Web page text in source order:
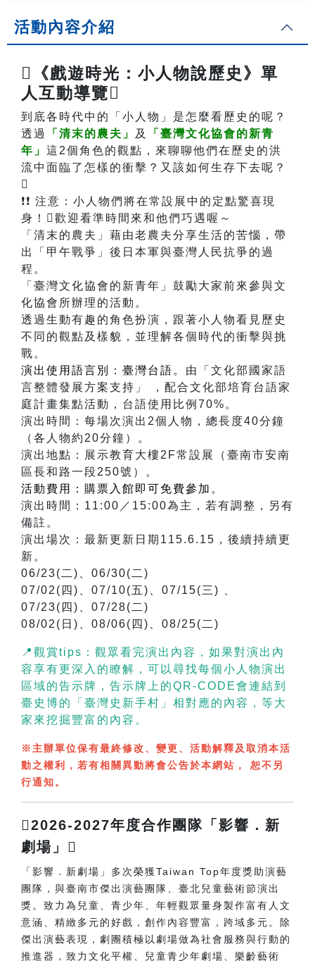
活動內容介紹
《戲遊時光：小人物說歷史》單
人互動導覽
到底各時代中的「小人物」是怎麼看歷史的呢？
透過
「清末的農夫」 及
「臺灣文化協會的新青
年」 這2個角色的觀點，來聊聊他們在歷史的洪
流中面臨了怎樣的衝擊？又該如何生存下去呢？

❗❗ 注意：小人物們將在常設展中的定點驚喜現
身！歡迎看準時間來和他們巧遇喔～
「清末的農夫」藉由老農夫分享生活的苦惱，帶
出「甲午戰爭」後日本軍與臺灣人民抗爭的過
程。
「臺灣文化協會的新青年」鼓勵大家前來參與文
化協會所辦理的活動。
透過生動有趣的角色扮演，跟著小人物看見歷史
不同的觀點及樣貌，並理解各個時代的衝擊與挑
戰。
演出使用語言別
： 臺灣台語。 由「文化部國家語
言整體發展方案支持」 ，配合文化部培育台語家
庭計畫集點活動，台語使用比例70%。
演出時間：每場次演出2個人物，總長度40分鐘
（各人物約20分鐘）。
演出地點：展示教育大樓2F常設展（臺南市安南
區長和路一段250號）。
活動費用：購票入館即可免費參加 。
演出時間：11:00／15:00為主，若有調整，另有
備註。
演出場次：最新更新日期115.6.15，後續持續更
新。
06/23(二)、06/30(二)
07/02(四)、07/10(五)、07/15(三) 、
07/23(四)、07/28(二)
08/02(日)、08/06(四)、08/25(二)
📍觀賞tips：觀眾看完演出內容，如果對演出內
容享有更深入的瞭解，可以尋找每個小人物演出
區域的告示牌，告示牌上的QR-CODE會連結到
臺史博的「臺灣史新手村」相對應的內容，等大
家來挖掘豐富的內容。
※主辦單位保有最終修改、變更、活動解釋及取消本活
動之權利，若有相關異動將會公告於本網站， 恕不另
行通知。
2026-2027年度合作團隊「影響．新
劇場」
「影響．新劇場」多次榮獲Taiwan Top年度獎助演藝
團隊，與臺南市傑出演藝團隊、臺北兒童藝術節演出
獎。致力為兒童、青少年、年輕觀眾量身製作富有人文
意涵、精緻多元的好戲，創作內容豐富，跨域多元。除
傑出演藝表現，劇團積極以劇場做為社會服務與行動的
推進器，致力文化平權、兒童青少年劇場、樂齡藝術